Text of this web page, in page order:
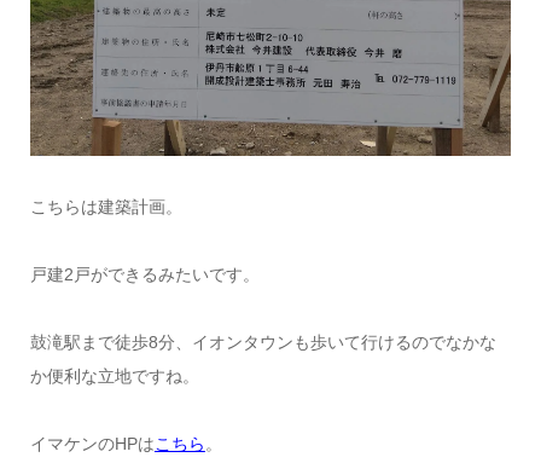
こちらは建築計画。
戸建2戸ができるみたいです。
鼓滝駅まで徒歩8分、イオンタウンも歩いて行けるのでなかな
か便利な立地ですね。
イマケンのHPはこちら 。